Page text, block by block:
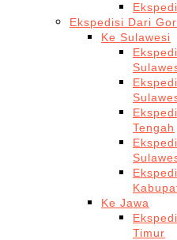
Ekspedisi Dari
Ke Sulawesi
Tengah
Ke Jawa
Timur